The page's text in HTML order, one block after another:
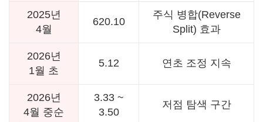
2025년
4월
620.10
주식 병합(Reverse
Split) 효과
2026년
1월 초
5.12 연초 조정 지속
2026년
4월 중순
3.33 ~
3.50
저점 탐색 구간